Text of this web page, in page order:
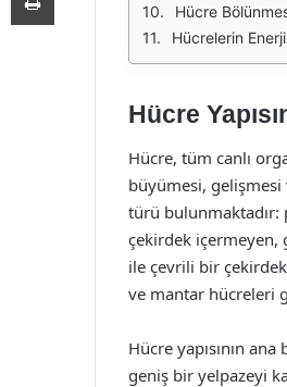
Hücre
Hücrelerin
Hücre
Hücre, tüm canlı
büyümesi,
türü bulunmaktadır:
çekirdek içermeyen,
ile çevrili bir
ve mantar hücreleri
Hücre yapısının
geniş bir yelpazeyi